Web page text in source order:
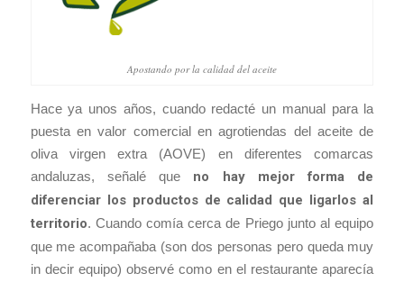
Apostando por la calidad del aceite
Hace ya unos años, cuando redacté un manual para la
puesta en valor comercial en agrotiendas del aceite de
oliva virgen extra (AOVE) en diferentes comarcas
andaluzas, señalé que no hay mejor forma de
diferenciar los productos de calidad que ligarlos al
territorio. Cuando comía cerca de Priego junto al equipo
que me acompañaba (son dos personas pero queda muy
in decir equipo) observé como en el restaurante aparecía